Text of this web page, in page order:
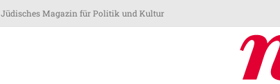
Jüdisches Magazin für Politik und Kultur